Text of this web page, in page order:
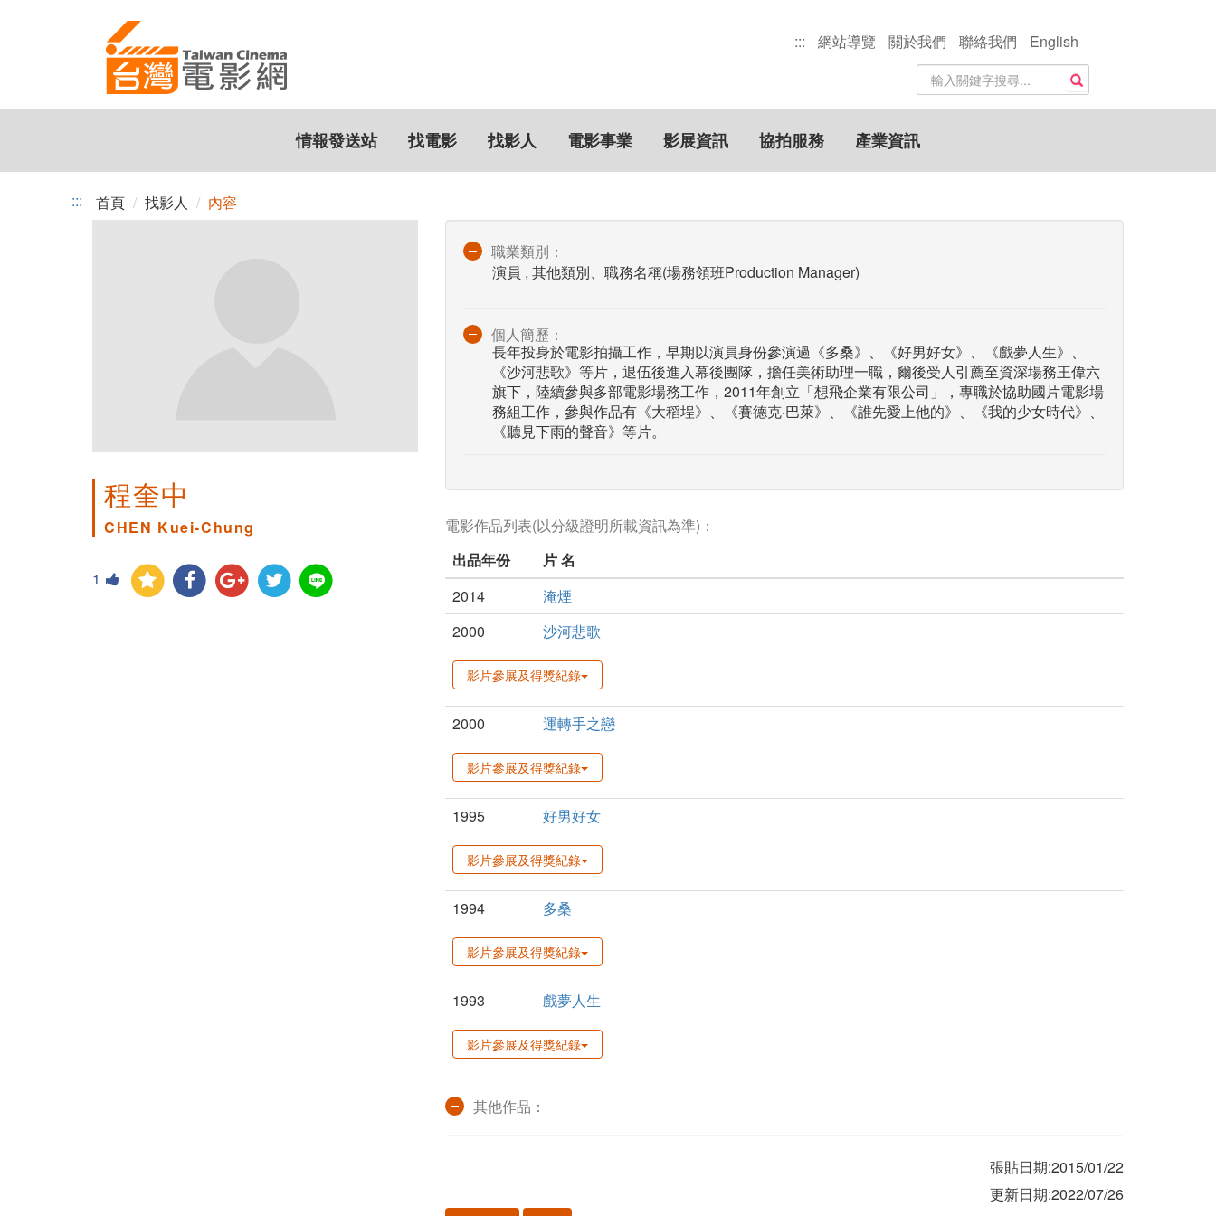
::: 網站導覽 關於我們 聯絡我們
English
站
內
搜
尋
關
鍵
搜尋
情報發送站 找電影 找影人 電影事業 影展資訊 協拍服務 產業資訊
::: 首頁 找影人 內容
程奎中
CHEN Kuei-Chung
1
職業類別：
演員 , 其他類別、職務名稱(場務領班Production Manager)
個人簡歷：
長年投身於電影拍攝工作，早期以演員身份參演過《多桑》、《好男好女》、《戲夢人生》、
《沙河悲歌》等片，退伍後進入幕後團隊，擔任美術助理一職，爾後受人引薦至資深場務王偉六
旗下，陸續參與多部電影場務工作，2011年創立「想飛企業有限公司」，專職於協助國片電影場
務組工作，參與作品有《大稻埕》、《賽德克‧巴萊》、《誰先愛上他的》、《我的少女時代》、
《聽見下雨的聲音》等片。
電影作品列表(以分級證明所載資訊為準)：
出品年份
片 名
2014
淹煙
2000
沙河悲歌
影片參展及得獎紀錄
2000 運轉手之戀
影片參展及得獎紀錄
1995 好男好女
影片參展及得獎紀錄
1994 多桑
影片參展及得獎紀錄
1993 戲夢人生
影片參展及得獎紀錄
其他作品：
張貼日期:2015/01/22
更新日期:2022/07/26